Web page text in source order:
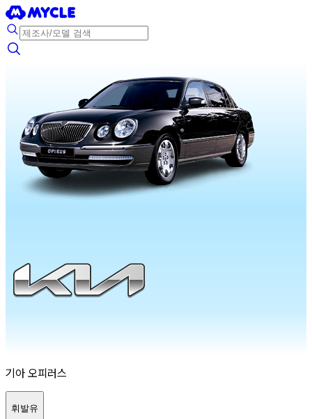
기아 오피러스
휘발유